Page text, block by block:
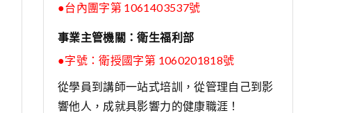
●台內團字第 1061403537號
事業主管機關：衛生福利部
●字號：衛授國字第 1060201818號
從學員到講師一站式培訓，從管理自己到影
響他人，成就具影響力的健康職涯！